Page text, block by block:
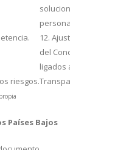
solucionar
personal
12. Ajustar el o los
del Concesionario
ligados a la
riesgos.Transparencia de
Países Bajos